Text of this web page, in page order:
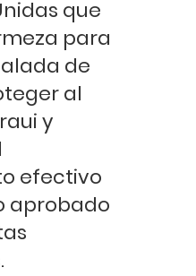
que
para
de
al
y
efectivo
aprobado